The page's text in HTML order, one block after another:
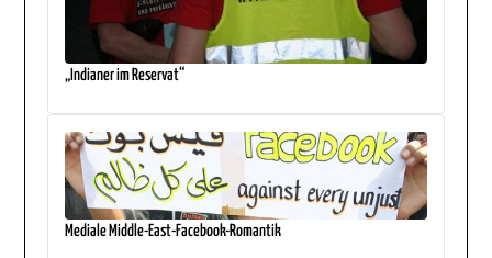
„Indianer im Reservat“
Mediale Middle-East-Facebook-Romantik